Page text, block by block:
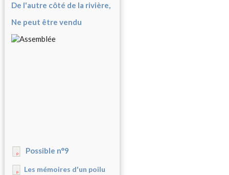
De l'autre côté de la rivière,
Ne peut être vendu
Possible n°9
Les mémoires d'un poilu